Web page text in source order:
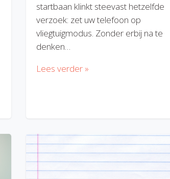
startbaan klinkt steevast hetzelfde
verzoek: zet uw telefoon op
vliegtuigmodus. Zonder erbij na te
denken…
Lees verder »